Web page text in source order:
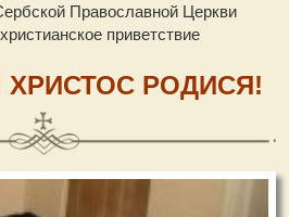
Православной Церкви
приветствие
РОДИСЯ!